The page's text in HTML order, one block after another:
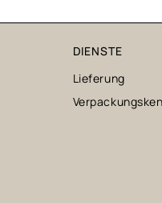
DIENSTE
Lieferung